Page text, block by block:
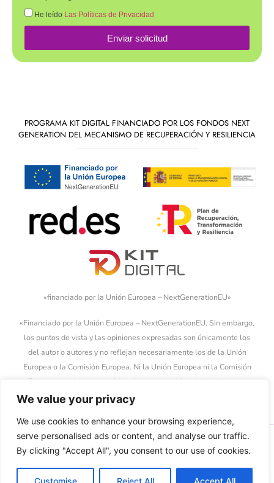
We value your privacy
We use cookies to enhance your browsing experience,
serve personalised ads or content, and analyse our traffic.
By clicking "Accept All", you consent to our use of cookies.
Customise Reject All Accept All
He leído Las Políticas de Privacidad
Enviar solicitud
PROGRAMA KIT DIGITAL FINANCIADO POR LOS FONDOS NEXT
GENERATION DEL MECANISMO DE RECUPERACIÓN Y RESILIENCIA
«financiado por la Unión Europea – NextGenerationEU»
«Financiado por la Unión Europea – NextGenerationEU. Sin embargo,
los puntos de vista y las opiniones expresadas son únicamente los
del autor o autores y no reflejan necesariamente los de la Unión
Europea o la Comisión Europea. Ni la Unión Europea ni la Comisión
Europea pueden ser consideradas responsables de las mismas»